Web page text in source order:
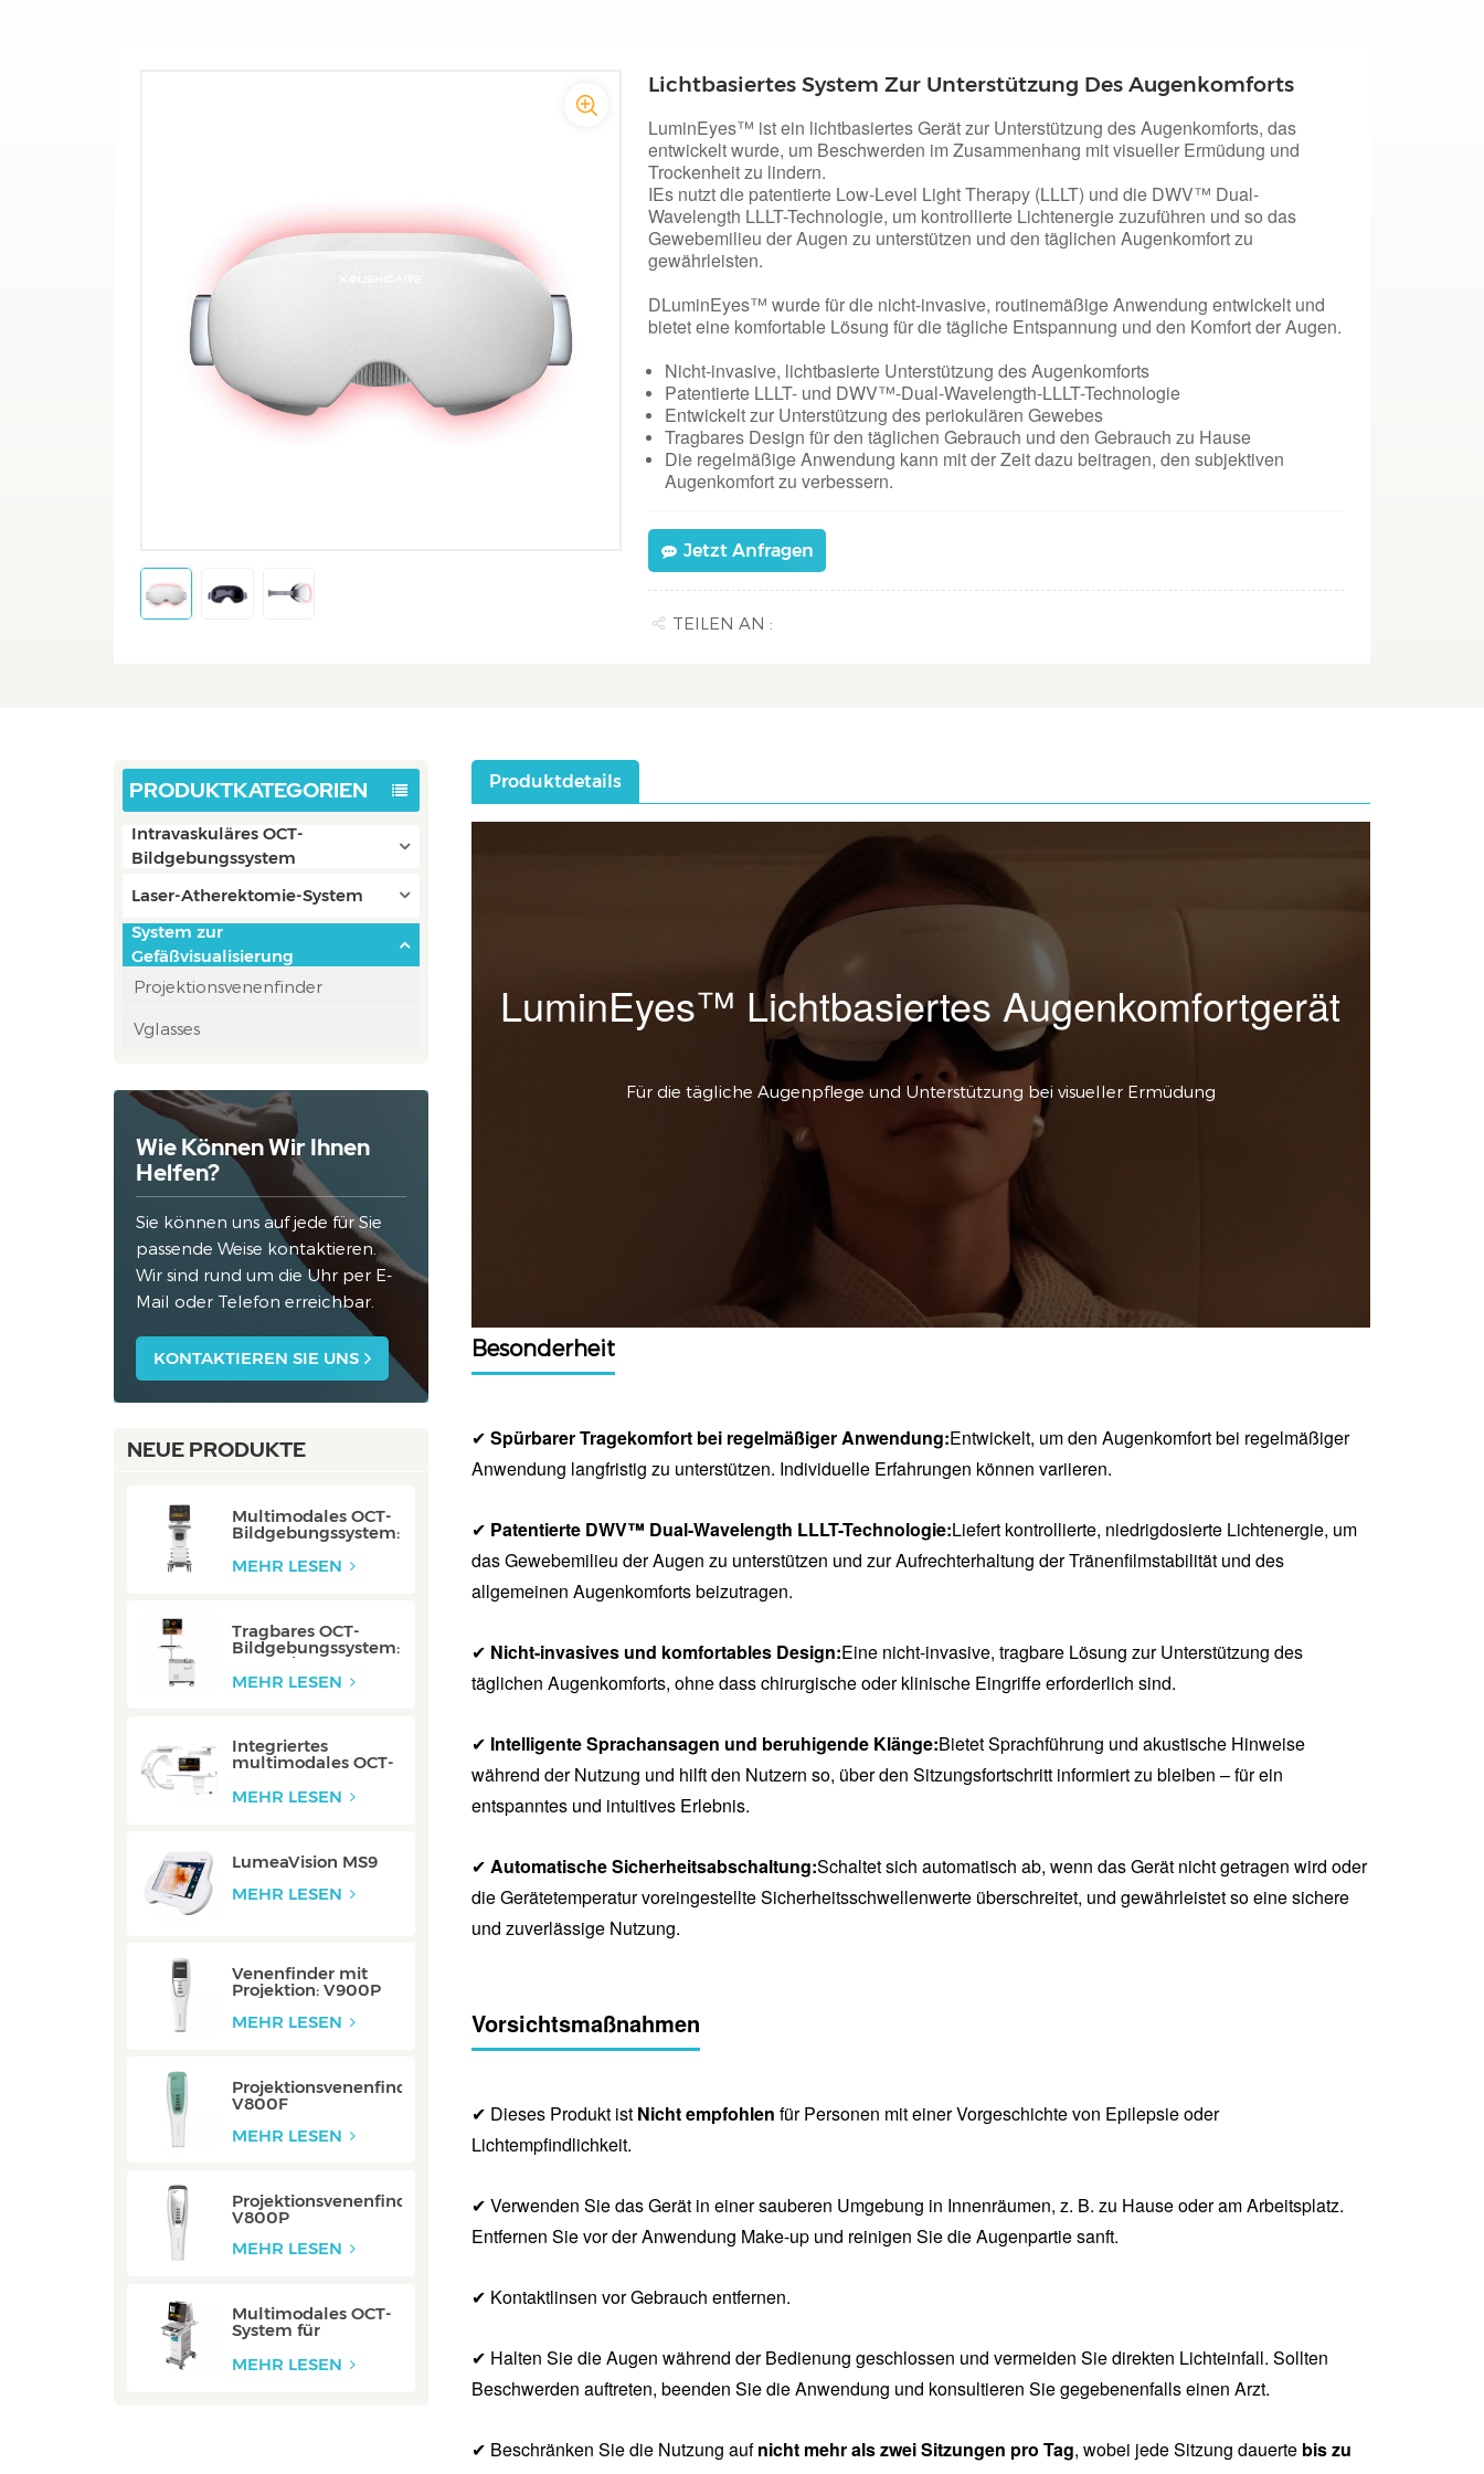
Lichtbasiertes System Zur Unterstützung Des Augenkomforts
LuminEyes™ ist ein lichtbasiertes Gerät zur Unterstützung des Augenkomforts, das
entwickelt wurde, um Beschwerden im Zusammenhang mit visueller Ermüdung und
Trockenheit zu lindern.
IEs nutzt die patentierte Low-Level Light Therapy (LLLT) und die DWV™ Dual-
Wavelength LLLT-Technologie, um kontrollierte Lichtenergie zuzuführen und so das
Gewebemilieu der Augen zu unterstützen und den täglichen Augenkomfort zu
gewährleisten.
DLuminEyes™ wurde für die nicht-invasive, routinemäßige Anwendung entwickelt und
bietet eine komfortable Lösung für die tägliche Entspannung und den Komfort der Augen.
Nicht-invasive, lichtbasierte Unterstützung des Augenkomforts
Patentierte LLLT- und DWV™-Dual-Wavelength-LLLT-Technologie
Entwickelt zur Unterstützung des periokulären Gewebes
Tragbares Design für den täglichen Gebrauch und den Gebrauch zu Hause
Die regelmäßige Anwendung kann mit der Zeit dazu beitragen, den subjektiven
Augenkomfort zu verbessern.
Jetzt Anfragen
TEILEN AN :
PRODUKTKATEGORIEN
Intravaskuläres OCT-
Bildgebungssystem
Laser-Atherektomie-System
System zur
Gefäßvisualisierung
Projektionsvenenfinder
Vglasses
Wie Können Wir Ihnen
Helfen?
Sie können uns auf jede für Sie
passende Weise kontaktieren.
Wir sind rund um die Uhr per E-
Mail oder Telefon erreichbar.
KONTAKTIEREN SIE UNS
NEUE PRODUKTE
Multimodales OCT-
Bildgebungssystem:
P80/P80-E
MEHR LESEN
Tragbares OCT-
Bildgebungssystem:
Mobile/Mobile-E
MEHR LESEN
Integriertes
multimodales OCT-
Integriert
MEHR LESEN
LumeaVision MS9
MEHR LESEN
Venenfinder mit
Projektion: V900P
MEHR LESEN
Projektionsvenenfinder:
V800F
MEHR LESEN
Projektionsvenenfinder:
V800P
MEHR LESEN
Multimodales OCT-
System für
ZERO
MEHR LESEN
Produktdetails
LuminEyes™ Lichtbasiertes Augenkomfortgerät
Für die tägliche Augenpflege und Unterstützung bei visueller Ermüdung
Besonderheit
✔ Spürbarer Tragekomfort bei regelmäßiger Anwendung:Entwickelt, um den Augenkomfort bei regelmäßiger
Anwendung langfristig zu unterstützen. Individuelle Erfahrungen können variieren.
✔ Patentierte DWV™ Dual-Wavelength LLLT-Technologie:Liefert kontrollierte, niedrigdosierte Lichtenergie, um
das Gewebemilieu der Augen zu unterstützen und zur Aufrechterhaltung der Tränenfilmstabilität und des
allgemeinen Augenkomforts beizutragen.
✔ Nicht-invasives und komfortables Design:Eine nicht-invasive, tragbare Lösung zur Unterstützung des
täglichen Augenkomforts, ohne dass chirurgische oder klinische Eingriffe erforderlich sind.
✔ Intelligente Sprachansagen und beruhigende Klänge:Bietet Sprachführung und akustische Hinweise
während der Nutzung und hilft den Nutzern so, über den Sitzungsfortschritt informiert zu bleiben – für ein
entspanntes und intuitives Erlebnis.
✔ Automatische Sicherheitsabschaltung:Schaltet sich automatisch ab, wenn das Gerät nicht getragen wird oder
die Gerätetemperatur voreingestellte Sicherheitsschwellenwerte überschreitet, und gewährleistet so eine sichere
und zuverlässige Nutzung.
Vorsichtsmaßnahmen
✔ Dieses Produkt ist Nicht empfohlen für Personen mit einer Vorgeschichte von Epilepsie oder
Lichtempfindlichkeit.
✔ Verwenden Sie das Gerät in einer sauberen Umgebung in Innenräumen, z. B. zu Hause oder am Arbeitsplatz.
Entfernen Sie vor der Anwendung Make-up und reinigen Sie die Augenpartie sanft.
✔ Kontaktlinsen vor Gebrauch entfernen.
✔ Halten Sie die Augen während der Bedienung geschlossen und vermeiden Sie direkten Lichteinfall. Sollten
Beschwerden auftreten, beenden Sie die Anwendung und konsultieren Sie gegebenenfalls einen Arzt.
✔ Beschränken Sie die Nutzung aufnicht mehr als zwei Sitzungen pro Tag, wobei jede Sitzung dauerte bis zu